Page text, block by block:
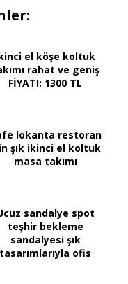
el köşe koltuk
rahat ve geniş
FİYATI: 1300 TL
lokanta restoran
şık ikinci el koltuk
masa takımı
sandalye spot
teşhir bekleme
sandalyesi şık
tasarımlarıyla ofis